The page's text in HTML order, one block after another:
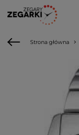
Strona główna